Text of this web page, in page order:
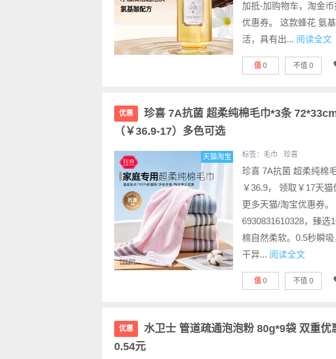
加抵-加购物车，淘金
优惠券。 这款蜂花 氨
活，具有出... 阅读全文
值 0 不值 0
优惠
珍喜 7A抗菌 超柔纯棉毛巾*3条
（￥36.9-17）多色可选
天猫淘宝 标签： 毛巾 珍喜
珍喜 7A抗菌 超柔纯棉
￥36.9， 领取￥17天
更多天猫/淘宝优惠券
6930831610328，臻选
棉自然柔软。0.5秒瞬
干异... 阅读全文
值 0 不值 0
优惠
水卫士 管道疏通泡泡粉 80g*9袋 双重优
0.54元